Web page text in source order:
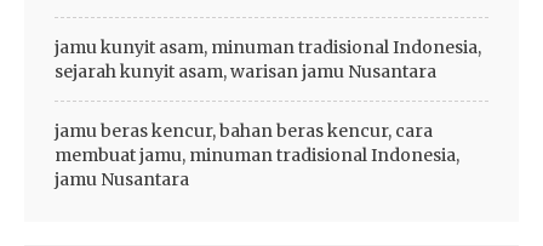
jamu kunyit asam, minuman tradisional Indonesia,
sejarah kunyit asam, warisan jamu Nusantara
jamu beras kencur, bahan beras kencur, cara
membuat jamu, minuman tradisional Indonesia,
jamu Nusantara